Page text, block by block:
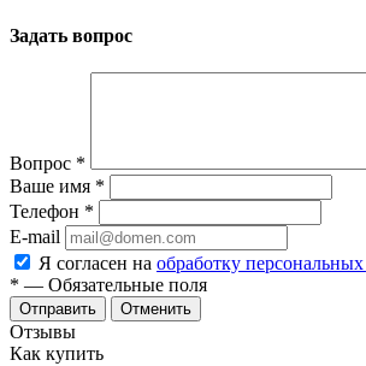
Задать вопрос
Вопрос *
Ваше имя *
Телефон *
E-mail
Я согласен на обработку
* — Обязательные поля
Отменить
Отзывы
Как купить